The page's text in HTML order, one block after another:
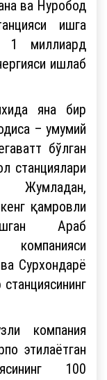
ва Нуробод
ишга
1 миллиард
ишлаб
яна бир
– умумий
бўлган
станциялари
қамровли
Араб
компанияси
Сурхондарё
компания
этилаётган
100